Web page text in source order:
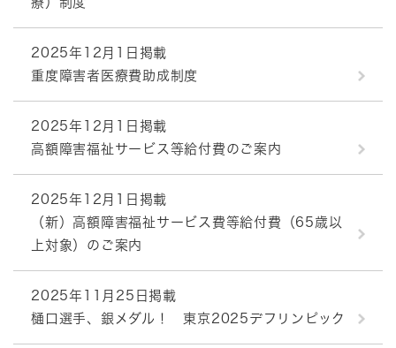
2025年12月1日掲載
重度障害者医療費助成制度
2025年12月1日掲載
高額障害福祉サービス等給付費のご案内
2025年12月1日掲載
（新）高額障害福祉サービス費等給付費（65歳以
上対象）のご案内
2025年11月25日掲載
樋口選手、銀メダル！ 東京2025デフリンピック